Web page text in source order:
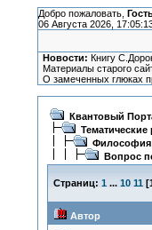
Добро пожаловать,
06 Августа 2026,
Новости: Книгу
Материалы старого
О замеченных глюках
Квантовый
Тематические
Философия
Вопрос
Страниц: 1 ... 10 11 [
Автор